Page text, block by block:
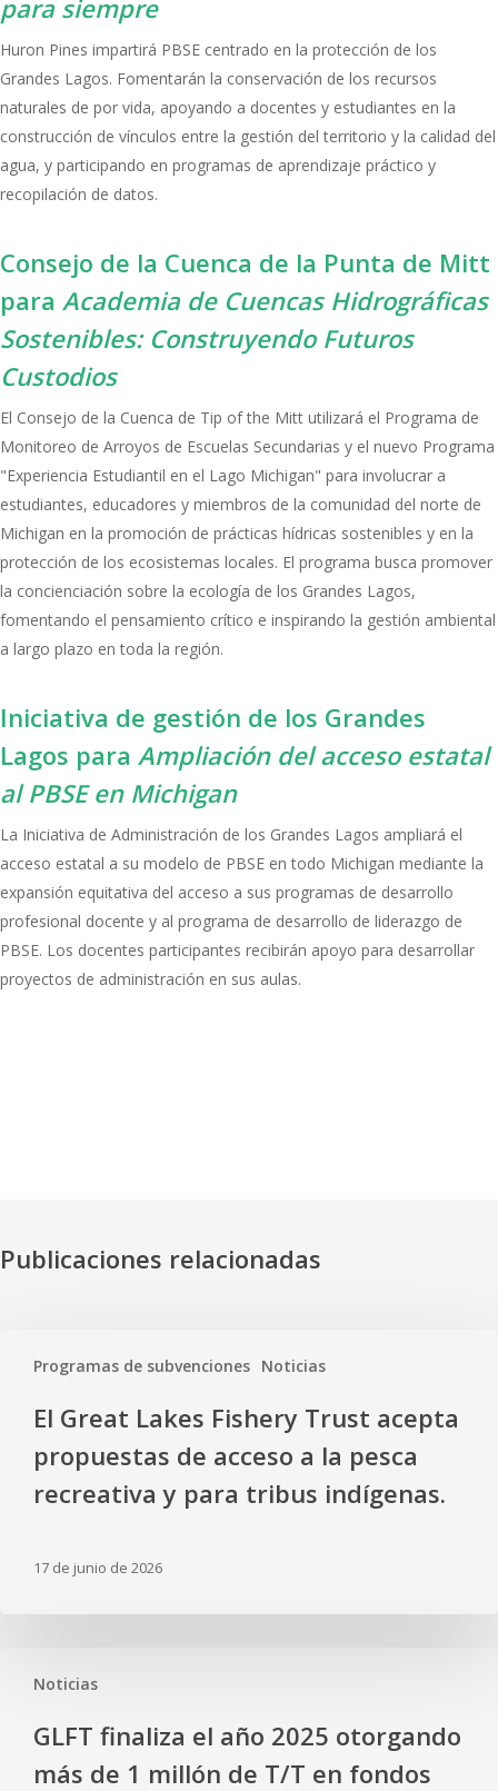
para siempre
Huron Pines impartirá PBSE centrado en la protección de los
Grandes Lagos. Fomentarán la conservación de los recursos
naturales de por vida, apoyando a docentes y estudiantes en la
construcción de vínculos entre la gestión del territorio y la calidad del
agua, y participando en programas de aprendizaje práctico y
recopilación de datos.
Consejo de la Cuenca de la Punta de Mitt
paraAcademia de Cuencas Hidrográficas
Sostenibles: Construyendo Futuros
Custodios
El Consejo de la Cuenca de Tip of the Mitt utilizará el Programa de
Monitoreo de Arroyos de Escuelas Secundarias y el nuevo Programa
"Experiencia Estudiantil en el Lago Michigan" para involucrar a
estudiantes, educadores y miembros de la comunidad del norte de
Michigan en la promoción de prácticas hídricas sostenibles y en la
protección de los ecosistemas locales. El programa busca promover
la concienciación sobre la ecología de los Grandes Lagos,
fomentando el pensamiento crítico e inspirando la gestión ambiental
a largo plazo en toda la región.
Iniciativa de gestión de los Grandes
Lagos paraAmpliación del acceso estatal
al PBSE en Michigan
La Iniciativa de Administración de los Grandes Lagos ampliará el
acceso estatal a su modelo de PBSE en todo Michigan mediante la
expansión equitativa del acceso a sus programas de desarrollo
profesional docente y al programa de desarrollo de liderazgo de
PBSE. Los docentes participantes recibirán apoyo para desarrollar
proyectos de administración en sus aulas.
Publicaciones relacionadas
Programas de subvenciones Noticias
El Great Lakes Fishery Trust acepta
propuestas de acceso a la pesca
recreativa y para tribus indígenas.
17 de junio de 2026
Noticias
GLFT finaliza el año 2025 otorgando
más de 1 millón de T/T en fondos